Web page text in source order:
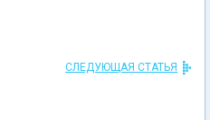
СЛЕДУЮЩАЯ СТАТЬЯ